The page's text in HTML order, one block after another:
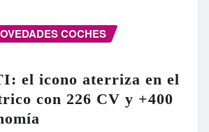
COCHES
el icono aterriza en el
con 226 CV y +400